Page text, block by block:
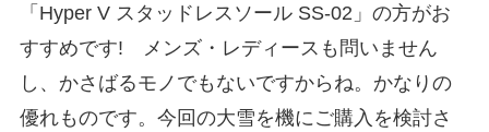
「Hyper V スタッドレスソール SS-02」の方がお
すすめです! メンズ・レディースも問いません
し、かさばるモノでもないですからね。かなりの
優れものです。今回の大雪を機にご購入を検討さ